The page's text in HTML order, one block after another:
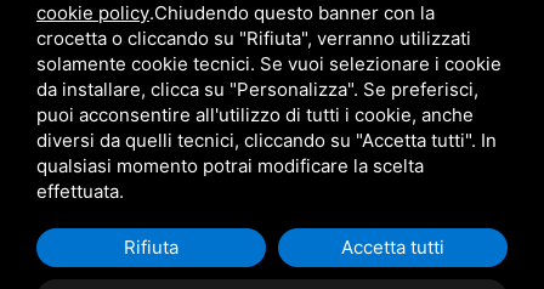
Questo sito è protetto da Google reCAPTCHA v3,Privacy Policy
Terms of Service
cookie policy.Chiudendo questo banner con la
crocetta o cliccando su "Rifiuta", verranno utilizzati
solamente cookie tecnici. Se vuoi selezionare i cookie
da installare, clicca su "Personalizza". Se preferisci,
puoi acconsentire all'utilizzo di tutti i cookie, anche
diversi da quelli tecnici, cliccando su "Accetta tutti". In
qualsiasi momento potrai modificare la scelta
effettuata.
Rifiuta Accetta tutti